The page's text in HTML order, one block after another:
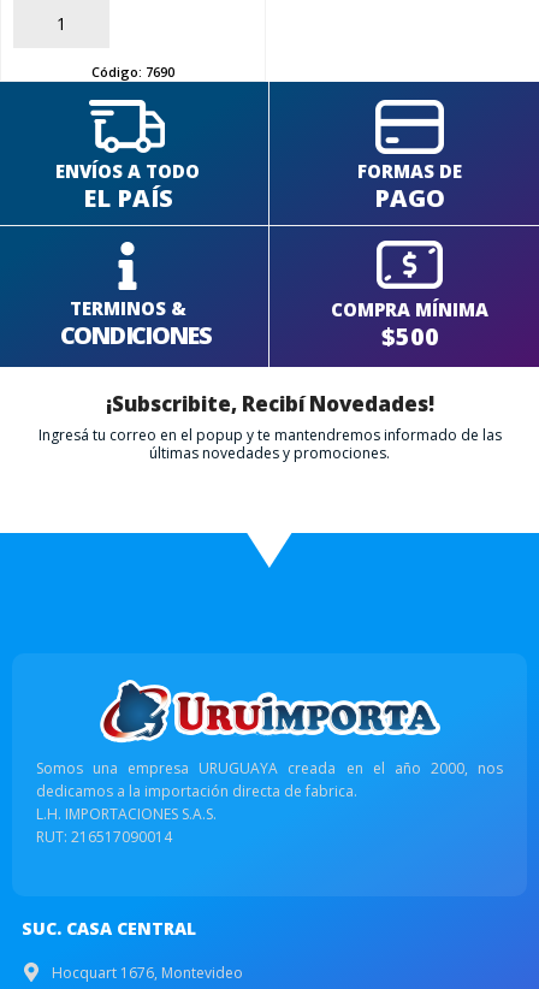
AÑADIR
Código: 7690
ENVÍOS A TODO
EL PAÍS
FORMAS DE
PAGO
TERMINOS &
CONDICIONES
COMPRA MÍNIMA
$500
¡Subscribite, Recibí Novedades!
Ingresá tu correo en el popup y te mantendremos informado de las
últimas novedades y promociones.
Somos una empresa URUGUAYA creada en el año 2000, nos
dedicamos a la importación directa de fabrica.
L.H. IMPORTACIONES S.A.S.
RUT: 216517090014
SUC. CASA CENTRAL
Hocquart 1676, Montevideo